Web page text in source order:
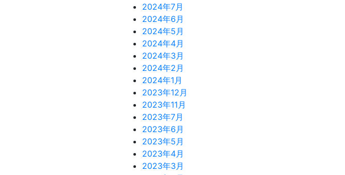
2024年7月
2024年6月
2024年5月
2024年4月
2024年3月
2024年2月
2024年1月
2023年12月
2023年11月
2023年7月
2023年6月
2023年5月
2023年4月
2023年3月